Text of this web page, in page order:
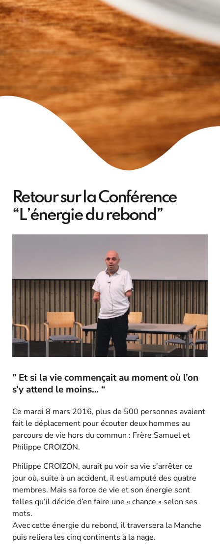
Retour sur la Conférence
“L’énergie du rebond”
” Et si la vie commençait au moment où l’on
s’y attend le moins… “
Ce mardi 8 mars 2016, plus de 500 personnes avaient
fait le déplacement pour écouter deux hommes au
parcours de vie hors du commun : Frère Samuel et
Philippe CROIZON.
Philippe CROIZON, aurait pu voir sa vie s’arrêter ce
jour où, suite à un accident, il est amputé des quatre
membres. Mais sa force de vie et son énergie sont
telles qu’il décide d’en faire une « chance » selon ses
mots.
Avec cette énergie du rebond, il traversera la Manche
puis reliera les cinq continents à la nage.